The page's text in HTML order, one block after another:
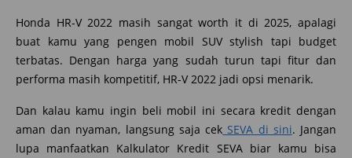
Honda HR-V 2022 masih sangat worth it di 2025, apalagi
buat kamu yang pengen mobil SUV stylish tapi budget
terbatas. Dengan harga yang sudah turun tapi fitur dan
performa masih kompetitif, HR-V 2022 jadi opsi menarik.
Dan kalau kamu ingin beli mobil ini secara kredit dengan
aman dan nyaman, langsung saja cek SEVA di sini. Jangan
lupa manfaatkan Kalkulator Kredit SEVA biar kamu bisa